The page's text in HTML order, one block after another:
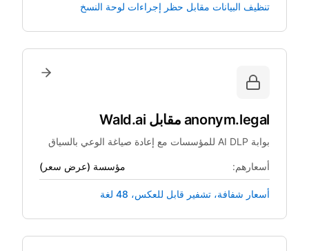
تنظيف البيانات مقابل حظر إجراءات لوحة النسخ
anonym.legal مقابل Wald.ai
بوابة AI DLP للمؤسسات مع إعادة صياغة الوعي بالسياق
أسعارهم: مؤسسة (عرض سعر)
أسعار شفافة، تشفير قابل للعكس، 48 لغة